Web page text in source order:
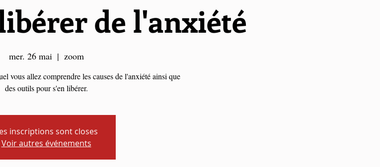
de l'anxiété
mer. 26 mai
  |
zoom
vous allez comprendre les causes de l'anxiété ainsi que
des outils pour s'en libérer.
inscriptions sont closes
Voir autres événements